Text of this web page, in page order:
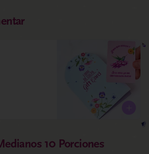
10 Porciones